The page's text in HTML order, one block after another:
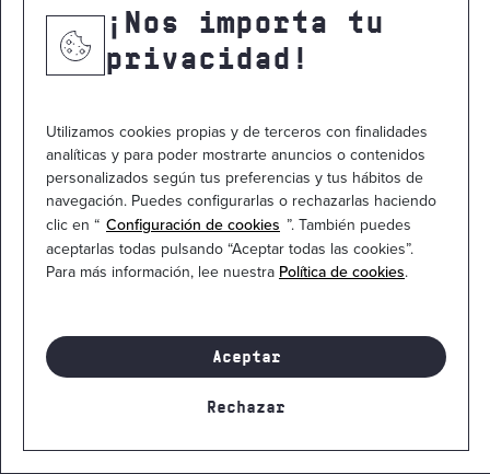
CONTACTO
derechos están reservados
¡Nos importa tu
privacidad!
Utilizamos cookies propias y de terceros con finalidades
analíticas y para poder mostrarte anuncios o contenidos
personalizados según tus preferencias y tus hábitos de
navegación. Puedes configurarlas o rechazarlas haciendo
clic en “ Configuración de cookies ”. También puedes
aceptarlas todas pulsando “Aceptar todas las cookies”.
Para más información, lee nuestra Política de cookies.
Aceptar
Rechazar